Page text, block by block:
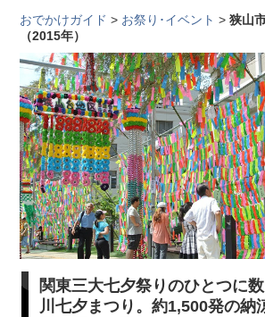
おでかけガイド > お祭り･イベント >狭山
（2015年）
関東三大七夕祭りのひとつに
川七夕まつり。約1,500発の納